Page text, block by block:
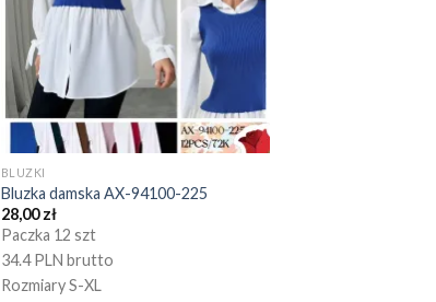
BLUZKI
Bluzka damska AX-94100-225
28,00zł
Paczka 12 szt
34.4 PLN brutto
Rozmiary S-XL